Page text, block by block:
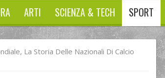
ARTI SCIENZA & TECH SPORT
La Storia Delle Nazionali Di Calcio